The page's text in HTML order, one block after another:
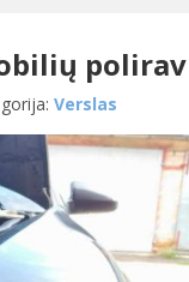
Verslas